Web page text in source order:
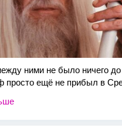
ними не было ничего до
ещё не прибыл в